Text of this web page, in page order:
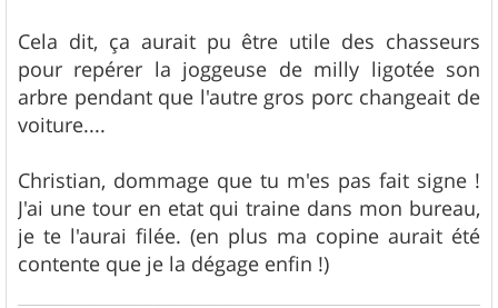
Cela dit, ça aurait pu être utile des chasseurs
pour repérer la joggeuse de milly ligotée son
arbre pendant que l'autre gros porc changeait de
voiture....
Christian, dommage que tu m'es pas fait signe !
J'ai une tour en etat qui traine dans mon bureau,
je te l'aurai filée. (en plus ma copine aurait été
contente que je la dégage enfin !)